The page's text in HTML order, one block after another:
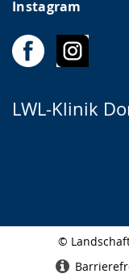
Instagram
LWL-Klinik
©